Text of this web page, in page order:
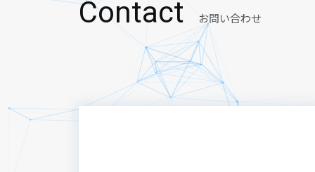
Contact お問い合わせ